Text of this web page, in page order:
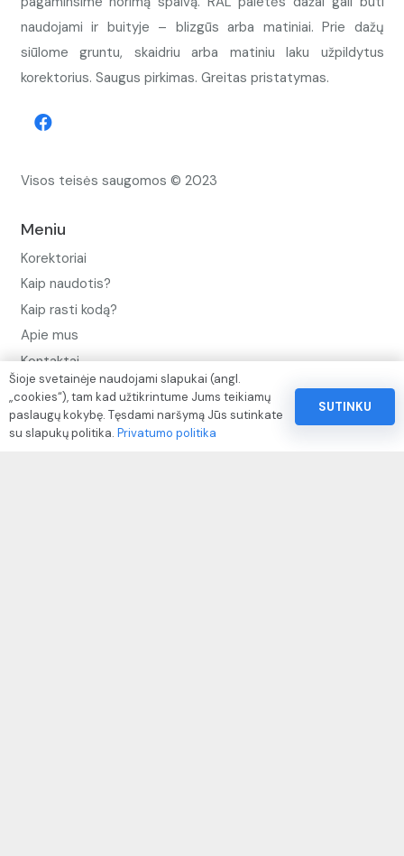
naudojami ir buityje – blizgūs arba matiniai. Prie dažų
siūlome gruntu, skaidriu arba matiniu laku užpildytus
korektorius. Saugus pirkimas. Greitas pristatymas.
Visos teisės saugomos © 2023
Meniu
Korektoriai
Kaip naudotis?
Kaip rasti kodą?
Apie mus
Kontaktai
Privatumo politika
Pinigų ir prekių grąžinimo politika
Šioje svetainėje naudojami slapukai (angl.
„cookies“), tam kad užtikrintume Jums teikiamų
paslaugų kokybę. Tęsdami naršymą Jūs sutinkate
su slapukų politika. Privatumo politika
SUTINKU